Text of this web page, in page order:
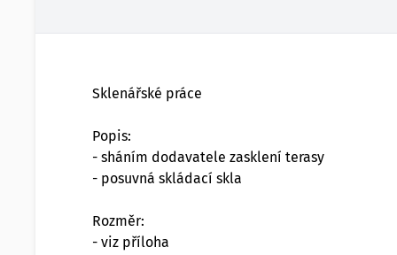
Sklenářské práce
Popis:
- sháním dodavatele zasklení terasy
- posuvná skládací skla
Rozměr:
- viz příloha